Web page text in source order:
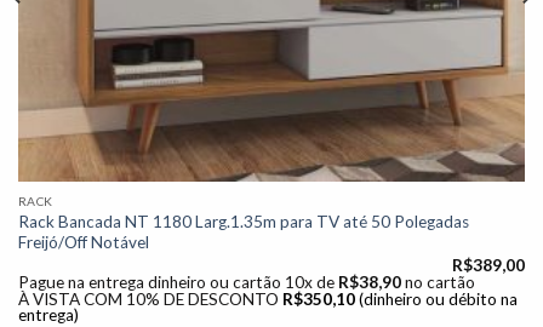
RACK
Rack Bancada NT 1180 Larg.1.35m para TV até 50 Polegadas
Freijó/Off Notável
R$389,00
Pague na entrega dinheiro ou cartão 10x de R$38,90 no cartão
À VISTA COM 10% DE DESCONTO R$350,10 (dinheiro ou débito na
entrega)